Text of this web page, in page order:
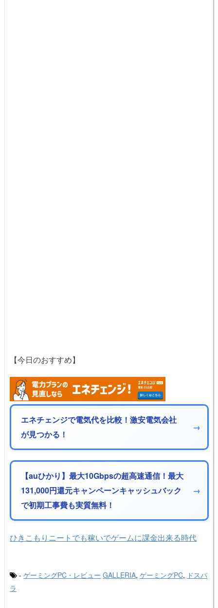
【今日のおすすめ】
エネチェンジで電気代を比較！激安電気会社
が見つかる！
【auひかり】最大10Gbpsの超高速通信！最大
131,000円還元キャンペーンキャッシュバック
で初期工事費も実質無料！
ひきこもりニートでも稼いでゲームに課金出来る時代
- ゲーミングPC・レビュー GALLERIA, ゲーミングPC, ドスパ
ラ